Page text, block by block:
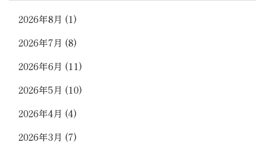
2026年8月 (1)
2026年7月 (8)
2026年6月 (11)
2026年5月 (10)
2026年4月 (4)
2026年3月 (7)